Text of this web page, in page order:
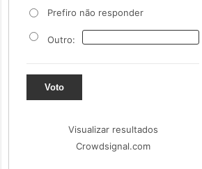
Prefiro não responder
Outro:
Voto
Visualizar resultados
Crowdsignal.com